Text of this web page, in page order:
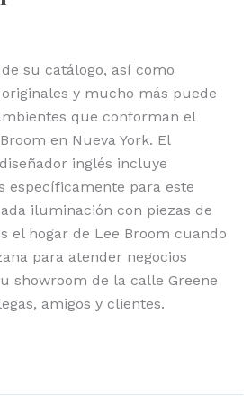
su catálogo, así como
y mucho más puede
que conforman el
en Nueva York. El
inglés incluye
específicamente para este
iluminación con piezas de
el hogar de Lee Broom cuando
para atender negocios
showroom de la calle Greene
amigos y clientes.